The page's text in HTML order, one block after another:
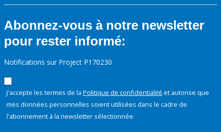
Abonnez-vous à notre newsletter
pour rester informé:
Notifications sur Project P170230
J'accepte les termes de la Politique de confidentialité et autorise que
mes données personnelles soient utilisées dans le cadre de
l'abonnement à la newsletter sélectionnée.